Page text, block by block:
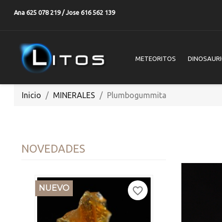
Ana 625 078 219 / Jose 616 562 139
METEORITOS
Inicio MINERALES Plumbogummita
NOVEDADES
NUEVO favorite_border